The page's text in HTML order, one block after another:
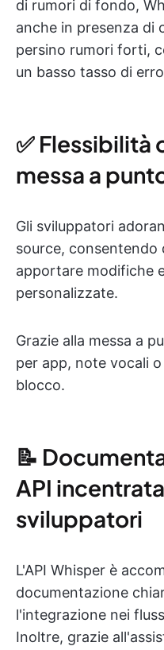
di rumori di fondo,
anche in presenza di
persino rumori forti,
un basso tasso di
✅ Flessibilità
messa a
Gli sviluppatori
source, consentendo
apportare modifiche
personalizzate.
Grazie alla messa a
per app, note vocali
blocco.
📝
API
sviluppatori
L'API Whisper è
documentazione
l'integrazione nei
Inoltre, grazie